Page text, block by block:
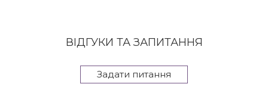
ВІДГУКИ ТА ЗАПИТАННЯ
Задати питання